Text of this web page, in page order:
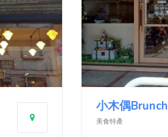
小木偶Brunch
美食特產